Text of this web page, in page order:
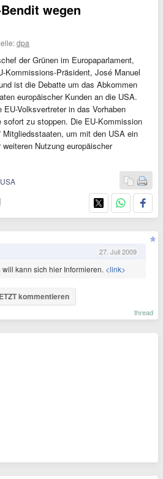
wegen
dpa
der Grünen im Europaparlament,
Kommissions-Präsident, José Manuel
ist die Debatte um das Abkommen
europäischer Kunden an die USA.
Volksvertreter in das Vorhaben
sofort zu stoppen. Die EU-Kommission
um mit den USA ein
Nutzung europäischer
27. Juli 2009
kann sich hier Informieren. <link>
kommentieren
thread